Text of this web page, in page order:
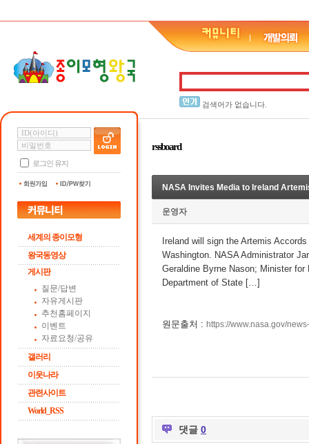
검색어가 없습니다.
로그인 유지
세계의 종이모형
왕국동영상
게시판
질문/답변
자유게시판
추천홈페이지
이벤트
자료요청/공유
갤러리
이웃나라
관련사이트
World_RSS
rssboard
NASA Invites Media to Ireland
운영자
Ireland will sign the Artemis
Washington. NASA Administrator
Geraldine Byrne Nason; Minister
Department of State […]
원문출처 : https://www.nasa.gov/
댓글 0